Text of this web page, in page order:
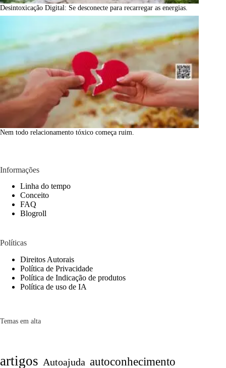
Desintoxicação Digital: Se desconecte para recarregar as energias.
Nem todo relacionamento tóxico começa ruim.
Informações
Linha do tempo
Conceito
FAQ
Blogroll
Políticas
Direitos Autorais
Política de Privacidade
Política de Indicação de produtos
Política de uso de IA
Temas em alta
artigos Autoajuda autoconhecimento